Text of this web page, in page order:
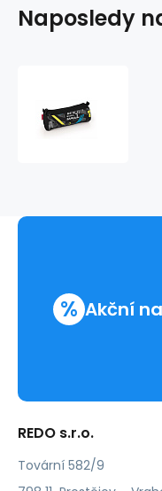
Naposledy
% Akční
REDO s.r.o.
Tovární 582/9